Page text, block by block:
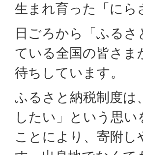
生まれ育った「に
日ごろから「ふる
ている全国の皆さま
待ちしています。
ふるさと納税制度は
したい」という思
ことにより、寄附